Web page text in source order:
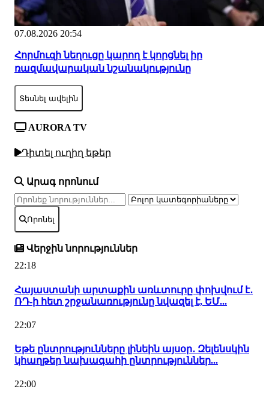
07.08.2026 20:54
Հորմուզի նեղուցը կարող է կորցնել իր
ռազմավարական նշանակությունը
Տեսնել ավելին
AURORA TV
Դիտել ուղիղ եթեր
Արագ որոնում
Որոնել
Վերջին նորություններ
22:18
Հայաստանի արտաքին առևտուրը փոխվում է․
ՌԴ-ի հետ շրջանառությունը նվազել է, ԵՄ...
22:07
Եթե ընտրությունները լինեին այսօր․ Զելենսկին
կհաղթեր նախագահի ընտրություններ...
22:00